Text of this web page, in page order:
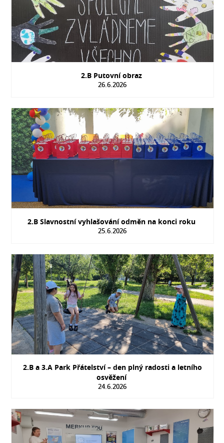
2.B Putovní obraz
26.6.2026
2.B Slavnostní vyhlašování odměn na konci roku
25.6.2026
2.B a 3.A Park Přátelství – den plný radosti a letního
osvěžení
24.6.2026